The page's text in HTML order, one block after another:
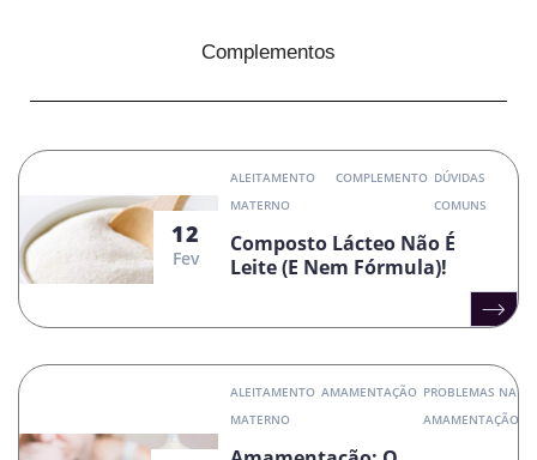
Complementos
12
Fev
ALEITAMENTO
MATERNO
COMPLEMENTO DÚVIDAS
COMUNS
Composto Lácteo Não É
Leite (e Nem Fórmula)!
ALEITAMENTO
MATERNO
AMAMENTAÇÃO PROBLEMAS NA
AMAMENTAÇÃO